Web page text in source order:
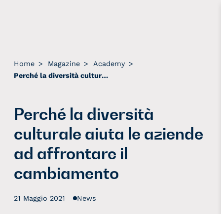
Home > Magazine > Academy >
Perché la diversità culturale aiuta le aziende ad affrontare il cambiamento
Perché la diversità
culturale aiuta le aziende
ad affrontare il
cambiamento
21 Maggio 2021 News